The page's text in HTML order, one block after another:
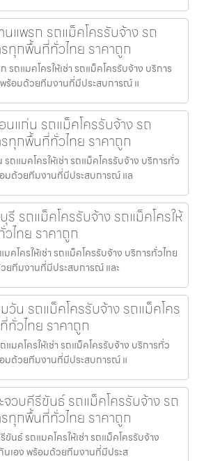
นแพรก รถแม็คโครรับจ้าง รถ
รทุกพื้นที่ทั่วไทย ราคาถูก
รถแมคโครให้เช่า รถแม็คโครรับจ้าง บริการ
พร้อมด้วยทีมงานที่มีประสบการณ์ แ
นแก่น รถแม็คโครรับจ้าง รถ
รทุกพื้นที่ทั่วไทย ราคาถูก
ถแมคโครให้เช่า รถแม็คโครรับจ้าง บริการทั่ว
อมด้วยทีมงานที่มีประสบการณ์ แล
รถแม็คโครรับจ้าง รถแม็คโครให้
ไทย ราคาถูก
คโครให้เช่า รถแม็คโครรับจ้าง บริการทั่วไทย
ยทีมงานที่มีประสบการณ์ และ
วัน รถแม็คโครรับจ้าง รถแม็คโคร
ทั่วไทย ราคาถูก
มคโครให้เช่า รถแม็คโครรับจ้าง บริการทั่ว
อมด้วยทีมงานที่มีประสบการณ์ แ
จวบคีรีขันธ์ รถแม็คโครรับจ้าง รถ
รทุกพื้นที่ทั่วไทย ราคาถูก
ขันธ์ รถแมคโครให้เช่า รถแม็คโครรับจ้าง
นเอง พร้อมด้วยทีมงานที่มีประส